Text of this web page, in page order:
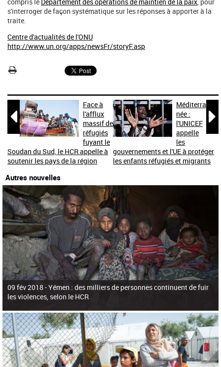
s'interroger de façon systématique sur les réponses à apporter à la
traite.
Centre d'actualités de l'ONU
http://www.un.org/apps/newsFr/storyF.asp

Face à
l'afflux
massif de
réfugiés
fuyant le
Soudan du Sud, le HCR appelle à
soutenir les pays de la région

Méditerra
née :
l'UNICEF
appelle
les
gouvernements et l'UE à protéger
les enfants réfugiés et migrants
Autres nouvelles
09 fév 2018 -Yémen : des milliers de personnes continuent de fuir
les violences, selon le HCR